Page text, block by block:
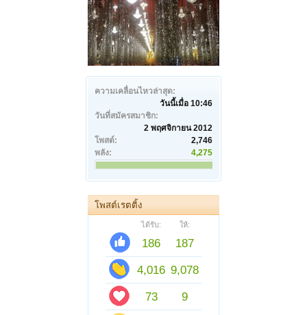
ความเคลื่อนไหวล่าสุด:
วันนี้เมื่อ 10:46
วันที่สมัครสมาชิก:
2 พฤศจิกายน 2012
โพสต์:
2,746
พลัง:
4,275
โพสต์เรตติ้ง
ได้รับ: ให้:
186
187
4,016 9,078
73
9